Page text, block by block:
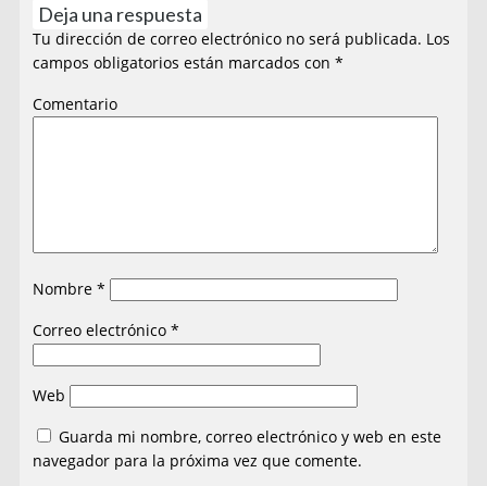
Deja una respuesta
Tu dirección de correo electrónico no será publicada. Los
campos obligatorios están marcados con*
Comentario
Nombre*
Correo electrónico*
Web
Guarda mi nombre, correo electrónico y web en este
navegador para la próxima vez que comente.